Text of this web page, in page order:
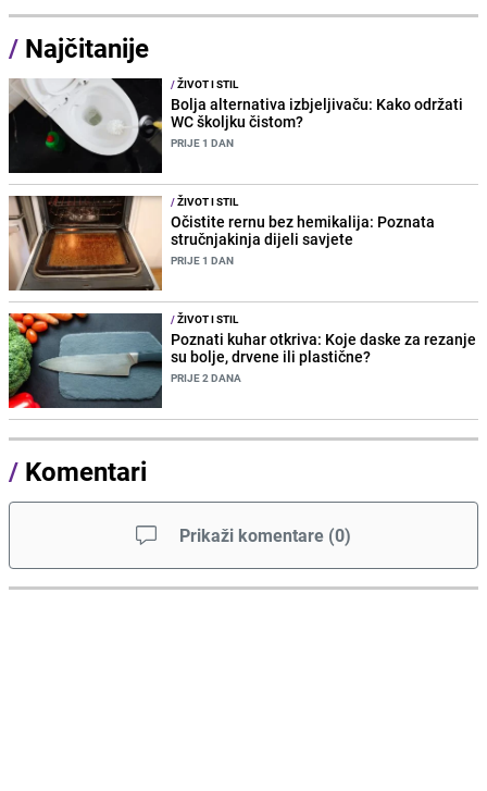
/ Najčitanije
/ŽIVOT I STIL
Bolja alternativa izbjeljivaču: Kako održati
WC školjku čistom?
PRIJE 1 DAN
/ŽIVOT I STIL
Očistite rernu bez hemikalija: Poznata
stručnjakinja dijeli savjete
PRIJE 1 DAN
/ŽIVOT I STIL
Poznati kuhar otkriva: Koje daske za rezanje
su bolje, drvene ili plastične?
PRIJE 2 DANA
/ Komentari
Prikaži komentare (0)